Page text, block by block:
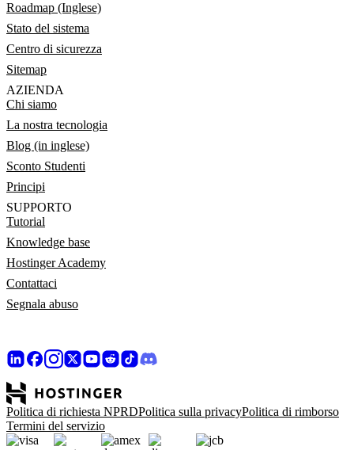
Roadmap (Inglese)
Stato del sistema
Centro di sicurezza
Sitemap
AZIENDA
Chi siamo
La nostra tecnologia
Blog (in inglese)
Sconto Studenti
Principi
SUPPORTO
Tutorial
Knowledge base
Hostinger Academy
Contattaci
Segnala abuso
Politica di richiesta NPRDPolitica sulla privacyPolitica di rimborso
Termini del servizio